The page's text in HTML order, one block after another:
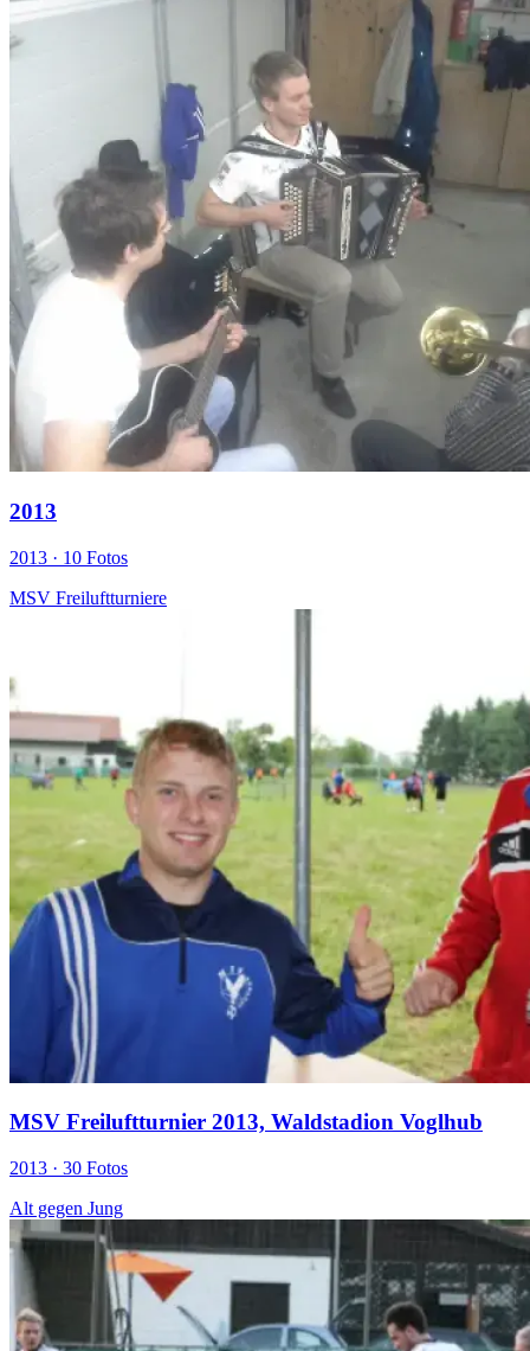
2013
2013 · 10 Fotos
MSV Freiluftturniere
MSV Freiluftturnier 2013, Waldstadion Voglhub
2013 · 30 Fotos
Alt gegen Jung